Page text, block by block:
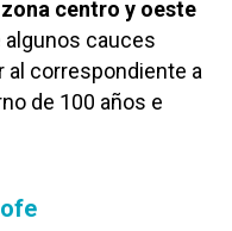
zona centro y oeste
algunos cauces
al correspondiente a
de 100 años e